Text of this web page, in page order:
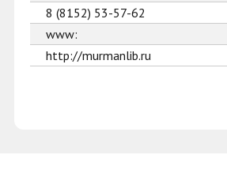
8 (8152) 53-57-62
www:
http://murmanlib.ru